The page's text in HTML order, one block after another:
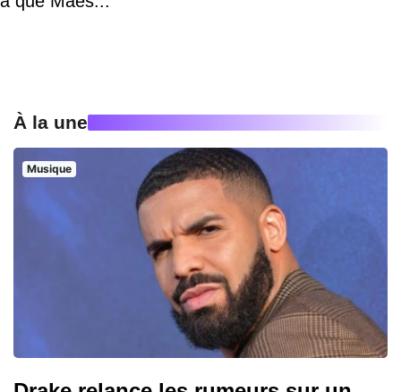
À la une
Musique